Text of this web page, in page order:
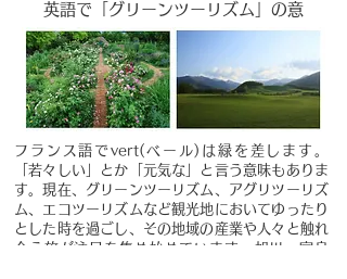
英語で「グリーンツーリズム」の意
フランス語でvert(べール)は緑を差します。
「若々しい」とか「元気な」と言う意味もありま
す。現在、グリーンツーリズム、アグリツーリズ
ム、エコツーリズムなど観光地においてゆったり
とした時を過ごし、その地域の産業や人々と触れ
合う旅が注目を集め始めています。旭川・富良